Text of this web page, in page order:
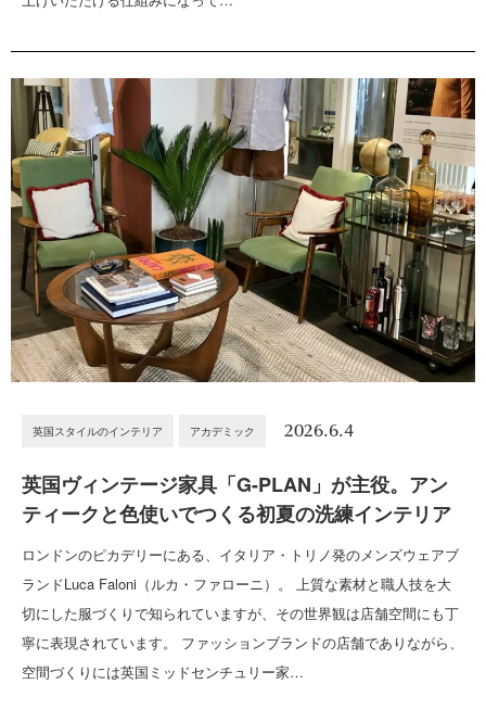
英国スタイルのインテリア アカデミック 2026.6.4
英国ヴィンテージ家具「G-PLAN」が主役。アン
ティークと色使いでつくる初夏の洗練インテリア
ロンドンのピカデリーにある、イタリア・トリノ発のメンズウェアブ
ランドLuca Faloni（ルカ・ファローニ）。 上質な素材と職人技を大
切にした服づくりで知られていますが、その世界観は店舗空間にも丁
寧に表現されています。 ファッションブランドの店舗でありながら、
空間づくりには英国ミッドセンチュリー家…